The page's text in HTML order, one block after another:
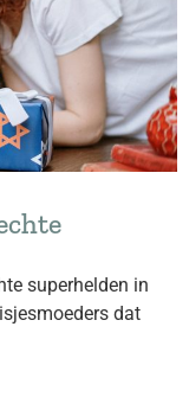
superhelden in
dat